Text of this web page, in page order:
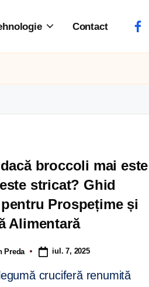
Contact
broccoli mai este
stricat? Ghid
Prospețime și
Alimentară
Preda iul. 7, 2025
cruciferă renumită